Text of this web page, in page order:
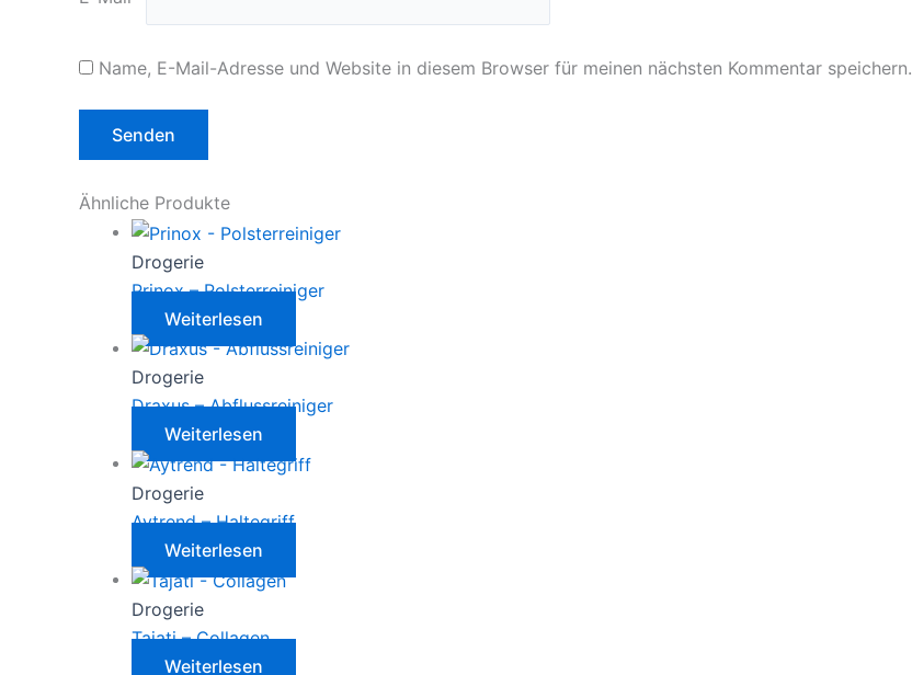
Name, E-Mail-Adresse und Website in diesem Browser für meinen nächsten Kommentar speichern.
Ähnliche Produkte
Drogerie
Prinox – Polsterreiniger
Weiterlesen
Drogerie
Draxus – Abflussreiniger
Weiterlesen
Drogerie
Aytrend – Haltegriff
Weiterlesen
Drogerie
Tajati – Collagen
Weiterlesen